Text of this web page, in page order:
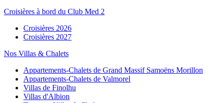
Croisières à bord du Club Med 2
Croisières 2026
Croisières 2027
Nos Villas & Chalets
Appartements-Chalets de Grand Massif Samoëns Morillon
Appartements-Chalets de Valmorel
Villas de Finolhu
Villas d'Albion